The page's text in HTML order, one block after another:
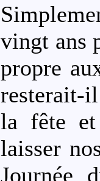
vingt ans
propre
resterait-
la fête et
laisser
Journée